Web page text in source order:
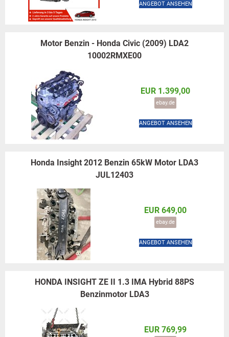
ANGEBOT ANSEHEN
Motor Benzin - Honda Civic (2009) LDA2
10002RMXE00
EUR 1.399,00
ebay.de
ANGEBOT ANSEHEN
Honda Insight 2012 Benzin 65kW Motor LDA3
JUL12403
EUR 649,00
ebay.de
ANGEBOT ANSEHEN
HONDA INSIGHT ZE II 1.3 IMA Hybrid 88PS
Benzinmotor LDA3
EUR 769,99